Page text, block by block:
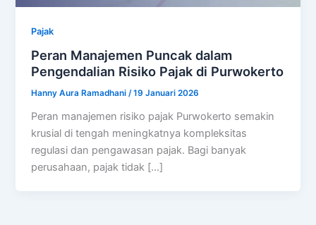
Pajak
Peran Manajemen Puncak dalam
Pengendalian Risiko Pajak di Purwokerto
Hanny Aura Ramadhani/19 Januari 2026
Peran manajemen risiko pajak Purwokerto semakin
krusial di tengah meningkatnya kompleksitas
regulasi dan pengawasan pajak. Bagi banyak
perusahaan, pajak tidak […]